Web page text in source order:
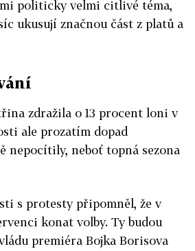
politicky velmi citlivé téma,
ukusují značnou část z platů a
zdražila o 13 procent loni v
ale prozatím dopad
nepocítily, neboť topná sezona
s protesty připomněl, že v
konat volby. Ty budou
premiéra Bojka Borisova